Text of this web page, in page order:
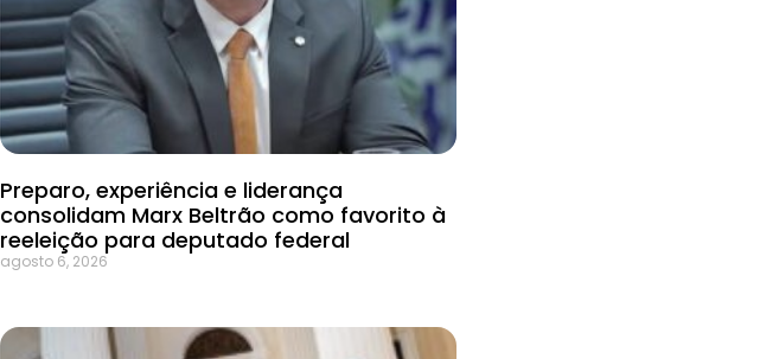
Preparo, experiência e liderança
consolidam Marx Beltrão como favorito à
reeleição para deputado federal
agosto 6, 2026